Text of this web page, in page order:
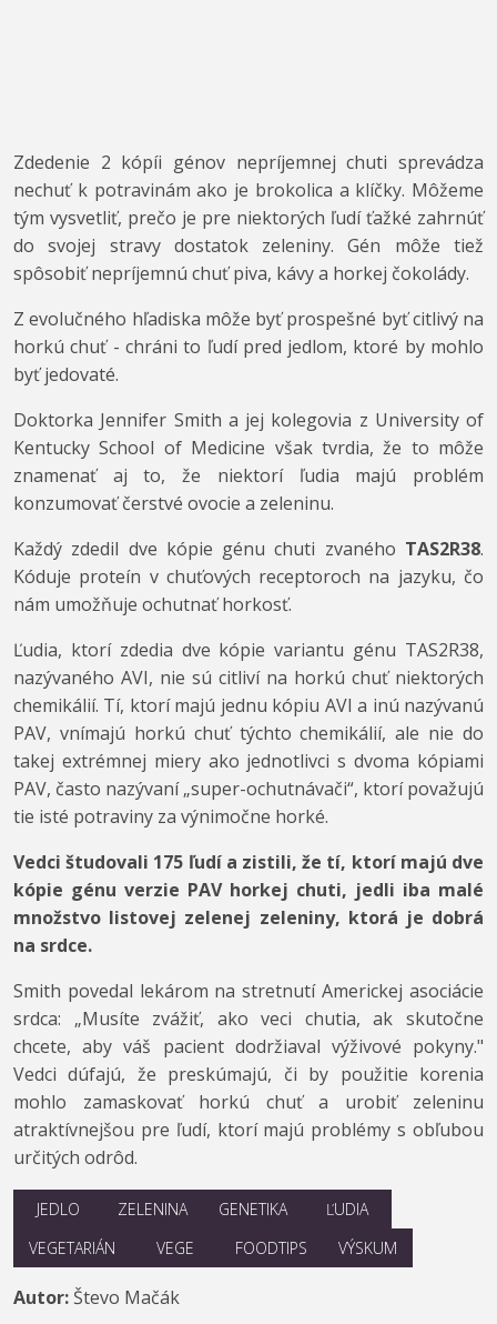
Zdedenie 2 kópíi génov nepríjemnej chuti sprevádza
nechuť k potravinám ako je brokolica a klíčky. Môžeme
tým vysvetliť, prečo je pre niektorých ľudí ťažké zahrnúť
do svojej stravy dostatok zeleniny. Gén môže tiež
spôsobiť nepríjemnú chuť piva, kávy a horkej čokolády.
Z evolučného hľadiska môže byť prospešné byť citlivý na
horkú chuť - chráni to ľudí pred jedlom, ktoré by mohlo
byť jedovaté.
Doktorka Jennifer Smith a jej kolegovia z University of
Kentucky School of Medicine však tvrdia, že to môže
znamenať aj to, že niektorí ľudia majú problém
konzumovať čerstvé ovocie a zeleninu.
Každý zdedil dve kópie génu chuti zvaného TAS2R38.
Kóduje proteín v chuťových receptoroch na jazyku, čo
nám umožňuje ochutnať horkosť.
Ľudia, ktorí zdedia dve kópie variantu génu TAS2R38,
nazývaného AVI, nie sú citliví na horkú chuť niektorých
chemikálií. Tí, ktorí majú jednu kópiu AVI a inú nazývanú
PAV, vnímajú horkú chuť týchto chemikálií, ale nie do
takej extrémnej miery ako jednotlivci s dvoma kópiami
PAV, často nazývaní „super-ochutnávači“, ktorí považujú
tie isté potraviny za výnimočne horké.
Vedci študovali 175 ľudí a zistili, že tí, ktorí majú dve
kópie génu verzie PAV horkej chuti, jedli iba malé
množstvo listovej zelenej zeleniny, ktorá je dobrá
na srdce.
Smith povedal lekárom na stretnutí Americkej asociácie
srdca: „Musíte zvážiť, ako veci chutia, ak skutočne
chcete, aby váš pacient dodržiaval výživové pokyny."
Vedci dúfajú, že preskúmajú, či by použitie korenia
mohlo zamaskovať horkú chuť a urobiť zeleninu
atraktívnejšou pre ľudí, ktorí majú problémy s obľubou
určitých odrôd.
JEDLO ZELENINA GENETIKA
ĽUDIA
VEGETARIÁN
VEGE FOODTIPS VÝSKUM
Autor: Števo Mačák